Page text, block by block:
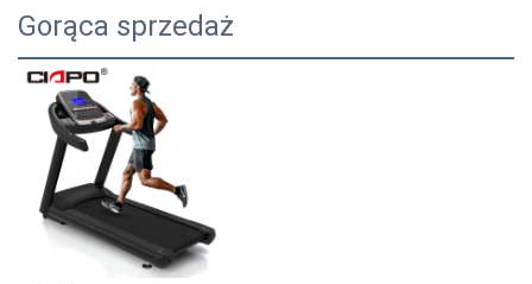
Gorąca sprzedaż